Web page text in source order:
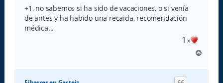
+1, no sabemos si ha sido de vacaciones, o si venía
de antes y ha habido una recaida, recomendación
médica...
1 x
r